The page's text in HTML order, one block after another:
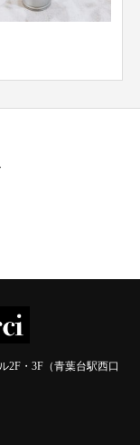
オイル×ヘアビューザ
2F・3F（青葉台駅西口